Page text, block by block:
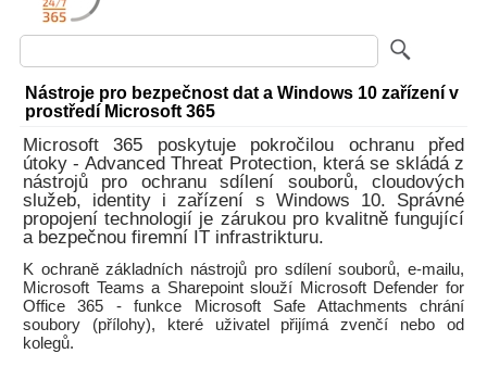
Nástroje pro bezpečnost dat a Windows 10 zařízení v
prostředí Microsoft 365
Microsoft 365 poskytuje pokročilou ochranu před
útoky - Advanced Threat Protection, která se skládá z
nástrojů pro ochranu sdílení souborů, cloudových
služeb, identity i zařízení s Windows 10. Správné
propojení technologií je zárukou pro kvalitně fungující
a bezpečnou firemní IT infrastrikturu.
K ochraně základních nástrojů pro sdílení souborů, e-mailu,
Microsoft Teams a Sharepoint slouží Microsoft Defender for
Office 365 - funkce Microsoft Safe Attachments chrání
soubory (přílohy), které uživatel přijímá zvenčí nebo od
kolegů.